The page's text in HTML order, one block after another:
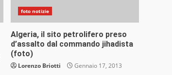
foto notizie
Algeria, il sito petrolifero preso
d’assalto dal commando jihadista
(foto)
Lorenzo Briotti Gennaio 17, 2013